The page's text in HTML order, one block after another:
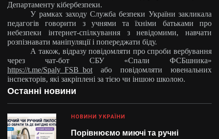
Останні новини
НОВИНИ УКРАЇНИ
Порівнюємо миючі та ручні
Департаменту кібербезпеки.
У рамках заходу Служба безпеки України закликала
педагогів говорити з учнями та їхніми батьками про
небезпеки інтернет-спілкування з невідомими, навчати
розпізнавати маніпуляції і попереджати біду.
А також, відразу повідомляти про спроби вербування
через чат-бот СБУ «Спали ФСБшника»
https://t.me/Spaly_FSB_bot або повідомляти ювенальних
інспекторів, які закріплені за тією чи іншою школою.